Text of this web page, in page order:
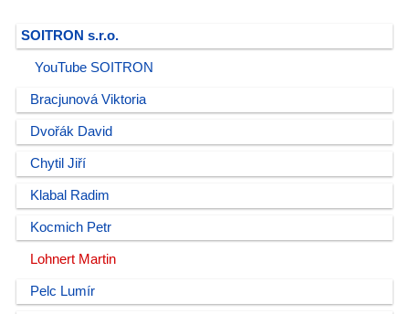
SOITRON s.r.o.
YouTube SOITRON
Bracjunová Viktoria
Dvořák David
Chytil Jiří
Klabal Radim
Kocmich Petr
Lohnert Martin
Pelc Lumír